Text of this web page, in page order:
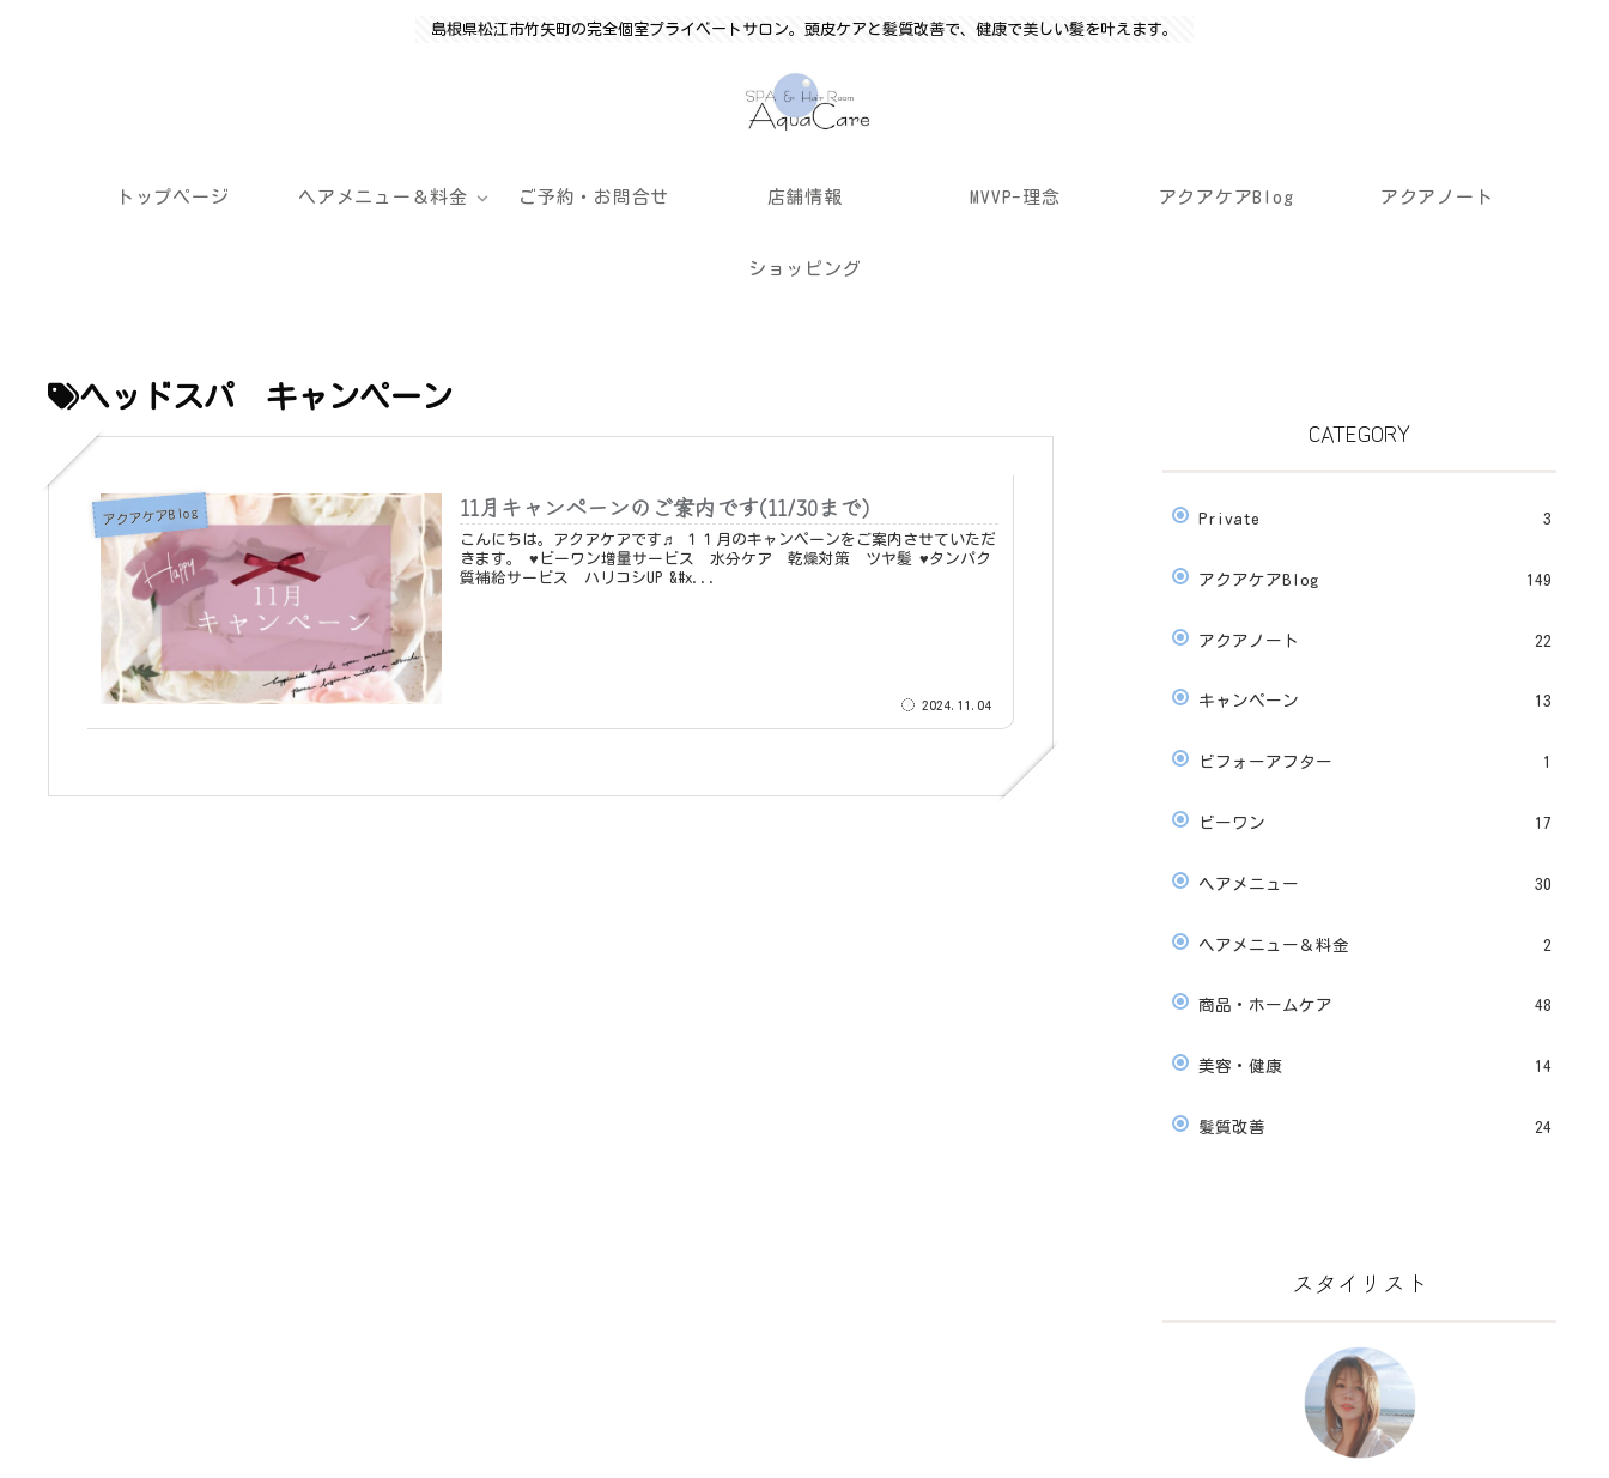
島根県松江市竹矢町の完全個室プライベートサロン。頭皮ケアと髪質改善で、健康で美しい髪を叶えます。
トップページ ヘアメニュー＆料金 ご予約・お問合せ 店舗情報 MVVP-理念 アクアケアBlog アクアノート
ショッピング
ヘッドスパ キャンペーン
アクアケアBlog 11月キャンペーンのご案内です(11/30まで)
こんにちは。アクアケアです♬ １１月のキャンペーンをご案内させていただ
きます。 ♥ビーワン増量サービス 水分ケア 乾燥対策 ツヤ髪 ♥タンパク
質補給サービス ハリコシUP &#x...
2024.11.04
CATEGORY
Private 3
アクアケアBlog 149
アクアノート 22
キャンペーン 13
ビフォーアフター 1
ビーワン 17
ヘアメニュー 30
ヘアメニュー＆料金 2
商品・ホームケア 48
美容・健康 14
髪質改善 24
スタイリスト